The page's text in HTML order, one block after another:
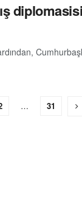
diplomasisi
… 31